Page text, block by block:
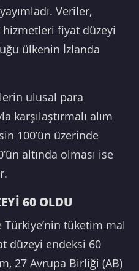
Veriler,
hizmetleri fiyat düzeyi
ülkenin İzlanda
ulusal para
karşılaştırmalı alım
100’ün üzerinde
altında olması ise
60 OLDU
Türkiye’nin tüketim mal
düzeyi endeksi 60
27 Avrupa Birliği (AB)